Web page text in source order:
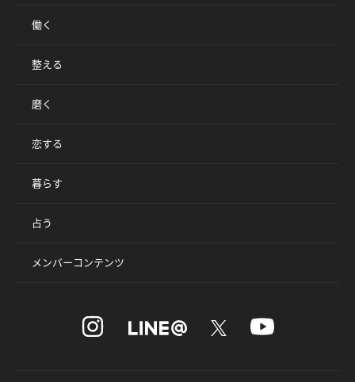
働く
整える
磨く
恋する
暮らす
占う
メンバーコンテンツ